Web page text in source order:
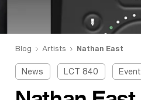
Blog Artists Nathan East
News LCT 840 Event